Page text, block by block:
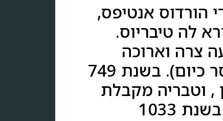
היהודי הורדוס אנטיפס,
לה טיבריוס.
צרה וארוכה
בחלק הדרמי של הכנרת . ( מהר ברניקי ועד למלון קיסר כיום). בשנת 749
וטבריה מקבלת
את היוקרה והחשיבות והופכת לעיר הבירה האומאית, בשנת 1033